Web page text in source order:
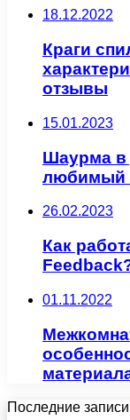
18.12.2022
Краги
отзывы
15.01.2023
Шаурма в
любимый
26.02.2023
Как
01.11.2022
Последние записи